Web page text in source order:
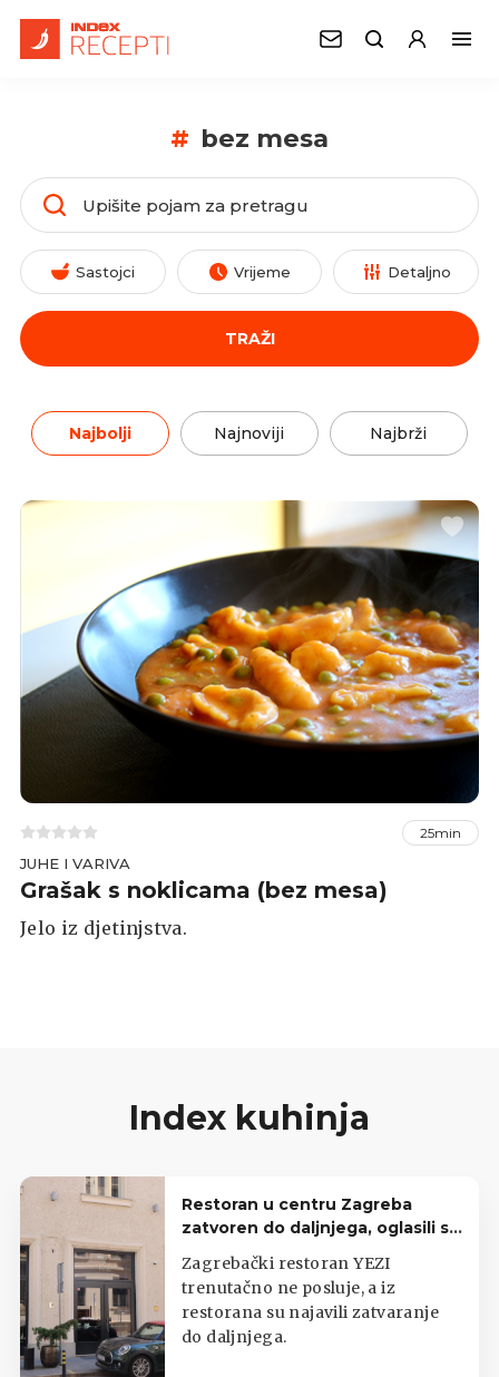
# bez mesa
Sastojci Vrijeme Detaljno
TRAŽI
Najbolji Najnoviji Najbrži
25min
JUHE I VARIVA
Grašak s noklicama (bez mesa)
Jelo iz djetinjstva.
Index kuhinja
Restoran u centru Zagreba
zatvoren do daljnjega, oglasili se
iz lokala
Zagrebački restoran YEZI
trenutačno ne posluje, a iz
restorana su najavili zatvaranje
do daljnjega.